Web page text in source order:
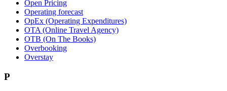
Open Pricing
Operating forecast
OpEx (Operating Expenditures)
OTA (Online Travel Agency)
OTB (On The Books)
Overbooking
Overstay
P